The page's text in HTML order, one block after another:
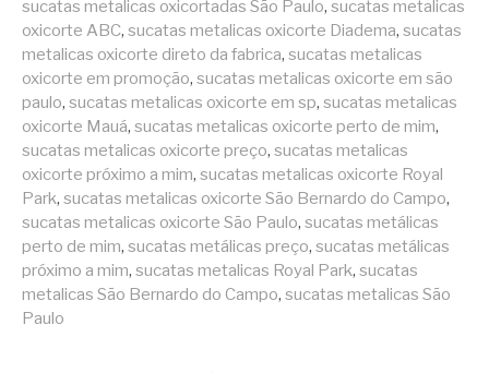
sucatas metalicas oxicortadas São Paulo, sucatas metalicas
oxicorte ABC, sucatas metalicas oxicorte Diadema, sucatas
metalicas oxicorte direto da fabrica, sucatas metalicas
oxicorte em promoção, sucatas metalicas oxicorte em são
paulo, sucatas metalicas oxicorte em sp, sucatas metalicas
oxicorte Mauá, sucatas metalicas oxicorte perto de mim,
sucatas metalicas oxicorte preço, sucatas metalicas
oxicorte próximo a mim, sucatas metalicas oxicorte Royal
Park, sucatas metalicas oxicorte São Bernardo do Campo,
sucatas metalicas oxicorte São Paulo, sucatas metálicas
perto de mim, sucatas metálicas preço, sucatas metálicas
próximo a mim, sucatas metalicas Royal Park, sucatas
metalicas São Bernardo do Campo, sucatas metalicas São
Paulo